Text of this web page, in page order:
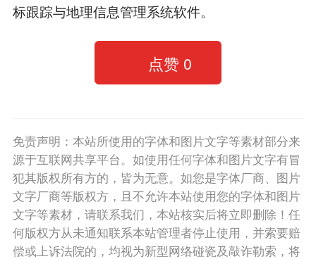
标跟踪与地理信息管理系统软件。
点赞 0
免责声明：本站所使用的字体和图片文字等素材部分来
源于互联网共享平台。如使用任何字体和图片文字有冒
犯其版权所有方的，皆为无意。如您是字体厂商、图片
文字厂商等版权方，且不允许本站使用您的字体和图片
文字等素材，请联系我们，本站核实后将立即删除！任
何版权方从未通知联系本站管理者停止使用，并索要赔
偿或上诉法院的，均视为新型网络碰瓷及敲诈勒索，将